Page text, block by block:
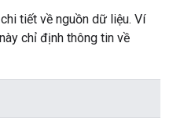
tiết về nguồn dữ liệu. Ví
chỉ định thông tin về